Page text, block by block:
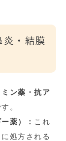
・結膜
ン薬・抗ア
。
薬）： これ
に処方される